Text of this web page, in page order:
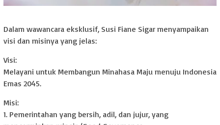
Dalam wawancara eksklusif, Susi Fiane Sigar menyampaikan
visi dan misinya yang jelas:
Visi:
Melayani untuk Membangun Minahasa Maju menuju Indonesia
Emas 2045.
Misi:
1. Pemerintahan yang bersih, adil, dan jujur, yang